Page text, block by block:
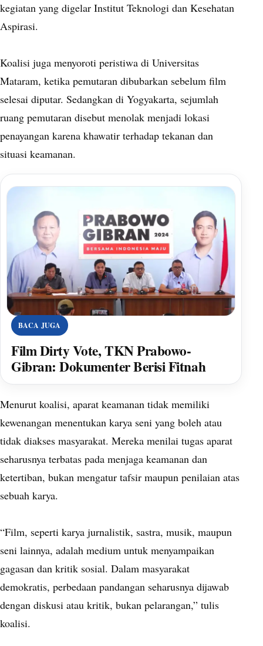
kegiatan yang digelar Institut Teknologi dan Kesehatan
Aspirasi.
Koalisi juga menyoroti peristiwa di Universitas
Mataram, ketika pemutaran dibubarkan sebelum film
selesai diputar. Sedangkan di Yogyakarta, sejumlah
ruang pemutaran disebut menolak menjadi lokasi
penayangan karena khawatir terhadap tekanan dan
situasi keamanan.
BACA JUGA
Film Dirty Vote, TKN Prabowo-
Gibran: Dokumenter Berisi Fitnah
Menurut koalisi, aparat keamanan tidak memiliki
kewenangan menentukan karya seni yang boleh atau
tidak diakses masyarakat. Mereka menilai tugas aparat
seharusnya terbatas pada menjaga keamanan dan
ketertiban, bukan mengatur tafsir maupun penilaian atas
sebuah karya.
“Film, seperti karya jurnalistik, sastra, musik, maupun
seni lainnya, adalah medium untuk menyampaikan
gagasan dan kritik sosial. Dalam masyarakat
demokratis, perbedaan pandangan seharusnya dijawab
dengan diskusi atau kritik, bukan pelarangan,” tulis
koalisi.